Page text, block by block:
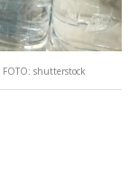
FOTO: shutterstock